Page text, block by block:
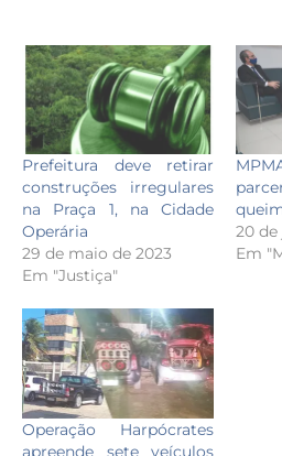
Prefeitura deve retirar
construções irregulares
na Praça 1, na Cidade
Operária
29 de maio de 2023
Em "Justiça"
20
Em
Operação Harpócrates
apreende sete veículos